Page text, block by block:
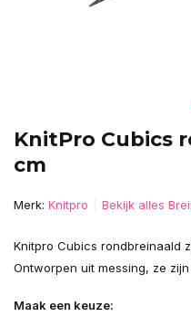
KnitPro Cubics
cm
Merk: Knitpro Bekijk alles
Knitpro Cubics rondbreinaald
Ontworpen uit messing, ze
Maak een keuze: